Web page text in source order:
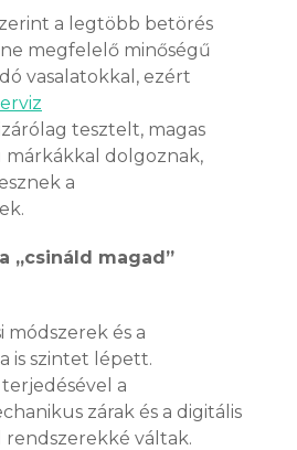
a legtöbb betörés
megfelelő minőségű
vasalatokkal, ezért
tesztelt, magas
dolgoznak,
a
„csináld magad”
módszerek és a
is szintet lépett.
a
zárak és a digitális
váltak.